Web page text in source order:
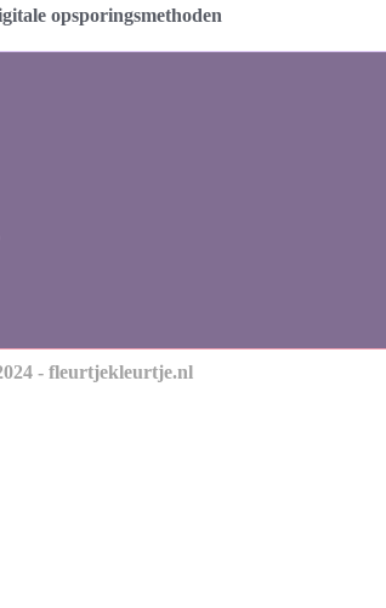
opsporingsmethoden
- fleurtjekleurtje.nl